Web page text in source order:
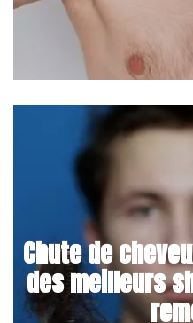
Chute de
des meilleurs